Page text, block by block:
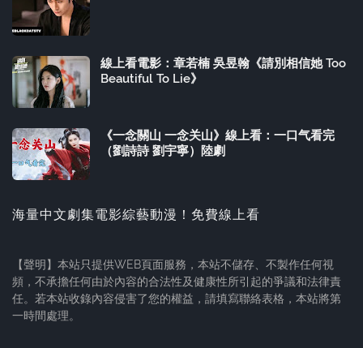
線上看電影：章若楠 吳昱翰《請別相信她 Too
Beautiful To Lie》
《一念關山 一念关山》線上看：一口气看完
（劉詩詩 劉宇寧）陸劇
海量中文劇集電影綜藝動漫！免費線上看
【聲明】本站只提供WEB頁面服務，本站不儲存、不製作任何視
頻，不承擔任何由於內容的合法性及健康性所引起的爭議和法律責
任。若本站收錄內容侵害了您的權益，請填寫聯絡表格，本站將第
一時間處理。